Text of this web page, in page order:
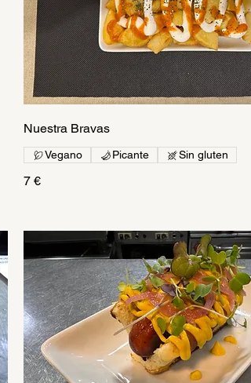
Nuestra Bravas
7 €
Vegano Picante Sin gluten